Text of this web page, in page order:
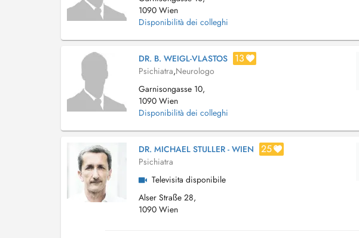
1090 Wien
Disponibilità dei colleghi
DR. B. WEIGL-VLASTOS 13
Psichiatra,Neurologo
Garnisongasse 10,
1090 Wien
Disponibilità dei colleghi
DR. MICHAEL STULLER - WIEN 25
Psichiatra
Televisita disponibile
Alser Straße 28,
1090 Wien